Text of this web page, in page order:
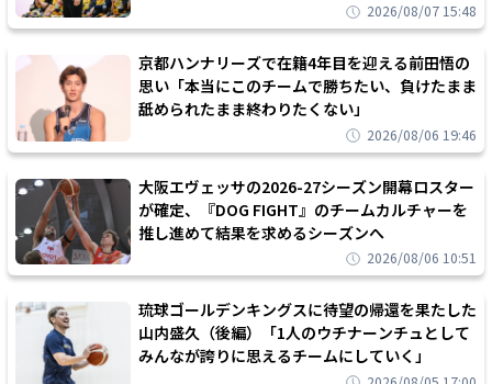
2026/08/07 15:48
京都ハンナリーズで在籍4年目を迎える前田悟の
思い「本当にこのチームで勝ちたい、負けたまま
舐められたまま終わりたくない」
2026/08/06 19:46
大阪エヴェッサの2026-27シーズン開幕ロスター
が確定、『DOG FIGHT』のチームカルチャーを
推し進めて結果を求めるシーズンへ
2026/08/06 10:51
琉球ゴールデンキングスに待望の帰還を果たした
山内盛久（後編）「1人のウチナーンチュとして
みんなが誇りに思えるチームにしていく」